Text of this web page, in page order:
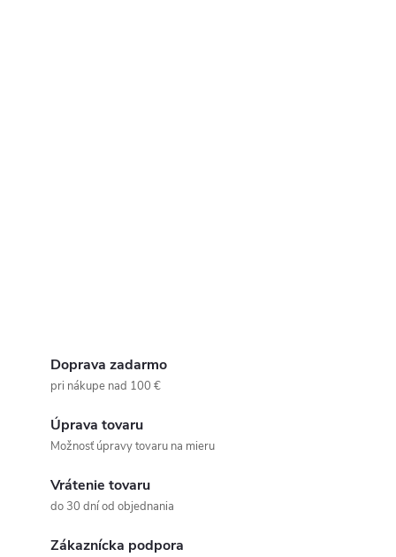
Doprava zadarmo
pri nákupe nad 100 €
Úprava tovaru
Možnosť úpravy tovaru na mieru
Vrátenie tovaru
do 30 dní od objednania
Zákaznícka podpora